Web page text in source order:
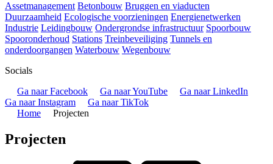
Assetmanagement Betonbouw Bruggen en viaducten
Duurzaamheid Ecologische voorzieningen Energienetwerken
Industrie Leidingbouw Ondergrondse infrastructuur Spoorbouw
Spooronderhoud Stations Treinbeveiliging Tunnels en
onderdoorgangen Waterbouw Wegenbouw
Socials
Ga naar Facebook
Ga naar YouTube
Ga naar LinkedIn
Ga naar Instagram
Ga naar TikTok
Home
Projecten
Projecten